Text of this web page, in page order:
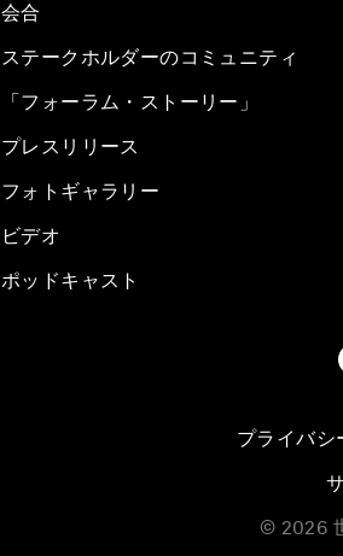
会合
ステークホルダーのコミュニティ
「フォーラム・ストーリー」
プレスリリース
フォトギャラリー
ビデオ
ポッドキャスト
プライバシ
© 2026